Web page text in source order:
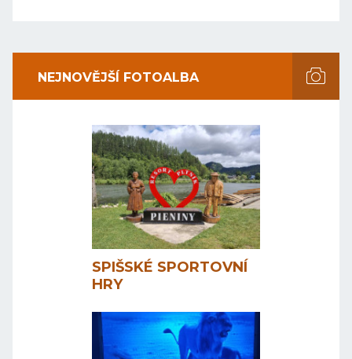
NEJNOVĚJŠÍ FOTOALBA
SPIŠSKÉ SPORTOVNÍ
HRY